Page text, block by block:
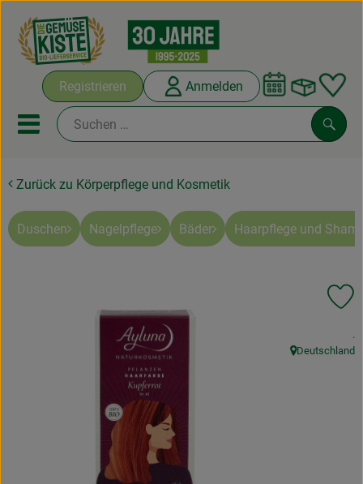
Registrieren Anmelden
Mobiles Menu öffnen oder
Abokisten
Kochboxen
Kochen & Backen
Zurück zu Körperpflege und Kosmetik
Duschen Nagelpflege Bäder Haarpflege und
,
.
, Herkunft:
Deutschland